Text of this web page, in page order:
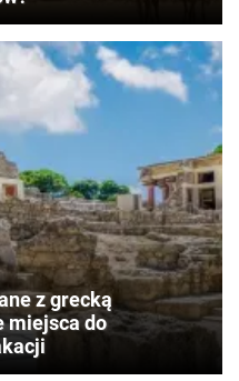
z grecką
miejsca do